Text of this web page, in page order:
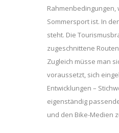
Rahmenbedingungen,
Sommersport ist. In
steht. Die
zugeschnittene
Zugleich müsse man
voraussetzt, sich
Entwicklungen –
eigenständig
und den Bike-Medien